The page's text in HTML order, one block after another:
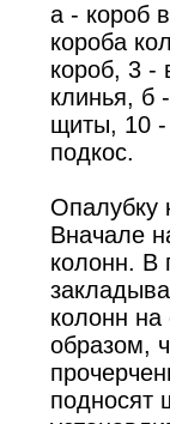
а - короб
короба
короб, 3 -
клинья, б
щиты, 10 -
подкос.
Опалубку
Вначале
колонн. В
колонн
образом,
подносят